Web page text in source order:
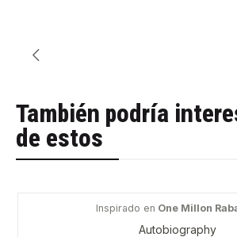
También podría
de estos
Inspirado en One Millon
Autobiography